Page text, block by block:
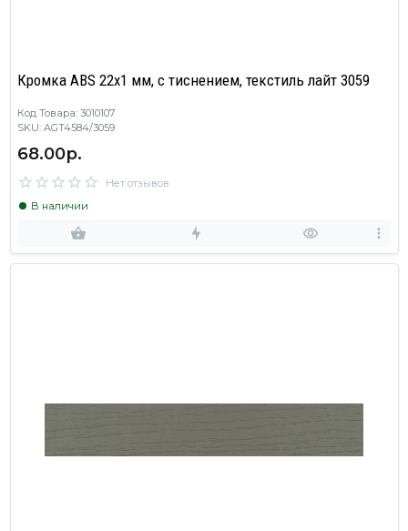
Кромка ABS 22х1 мм, с тиснением, текстиль лайт 3059
Код Товара: 3010107
SKU: AGT4584/3059
68.00р.
Нет отзывов
В наличии